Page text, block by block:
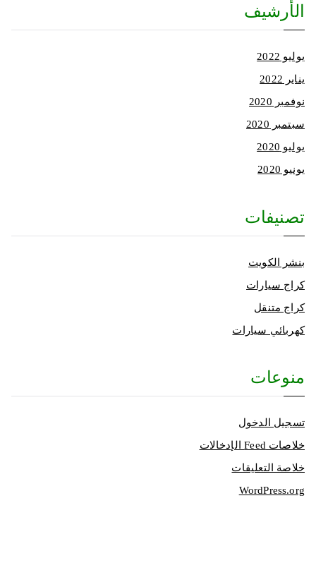
الأرشيف
يوليو 2022
يناير 2022
نوفمبر 2020
سبتمبر 2020
يوليو 2020
يونيو 2020
تصنيفات
بنشر الكويت
كراج سيارات
كراج متنقل
كهربائي سيارات
منوعات
تسجيل الدخول
خلاصات Feed الإدخالات
خلاصة التعليقات
WordPress.org